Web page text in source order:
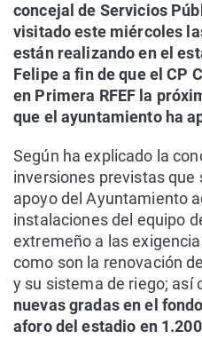
concejal de Servicios
visitado este miércoles
están realizando en el
Felipe a fin de que el CP
en Primera RFEF la
que el ayuntamiento ha
Según ha explicado la
inversiones previstas que
apoyo del Ayuntamiento
instalaciones del equipo
extremeño a las
como son la renovación
y su sistema de riego; así
nuevas gradas en el
aforo del estadio en